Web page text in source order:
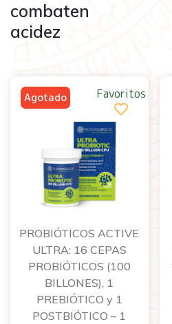
combaten
acidez
PROBIÓTICOS ACTIVE
ULTRA: 16 CEPAS
PROBIÓTICOS (100
BILLONES), 1
PREBIÓTICO y 1
POSTBIÓTICO – 1
Favoritos